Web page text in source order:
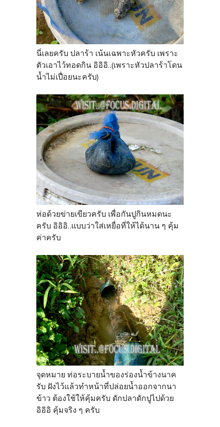
นี่เลยครับ ปลาร้า เน้นเฉพาะหัวครับ เพราะ
ตัวเอาไว้ทอดกิน อิอิอิ..(เพราะหัวปลาร้าโดน
น้ำไม่เปื่อยนะครับ)
ห่อด้วยข่ายเขียวครับ เพื่อกันปูกินหมดนะ
ครับ อิอิอิ..แบบว่าใส่เหยื่อที่ให้ได้นาน ๆ คุ้ม
ค่าครับ
จุดหมาย ท่อระบายน้ำของร่องน้ำข้างนาค
รับ ฝังไว้แล้วทำหน้าที่ปล่อยน้ำออกจากนา
ข้าว ต้องใช้ให้คุ้มครับ ดักปลาดักปูไปด้วย
อิอิอิ คุ้มจริง ๆ ครับ